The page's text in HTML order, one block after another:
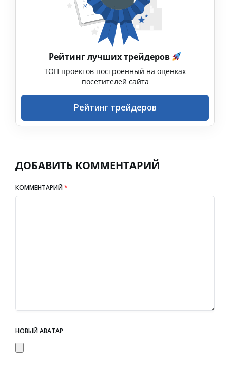
Рейтинг лучших трейдеров
ТОП проектов построенный на оценках
посетителей сайта
Рейтинг трейдеров
ДОБАВИТЬ КОММЕНТАРИЙ
КОММЕНТАРИЙ*
НОВЫЙ АВАТАР